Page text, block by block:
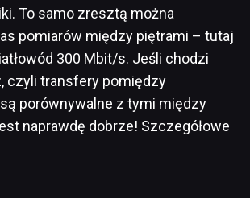
To samo zresztą można
pomiarów między piętrami – tutaj
300 Mbit/s. Jeśli chodzi
czyli transfery pomiędzy
porównywalne z tymi między
naprawdę dobrze! Szczegółowe